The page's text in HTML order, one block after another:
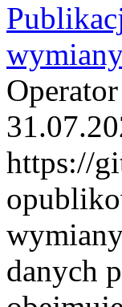
https://
danych